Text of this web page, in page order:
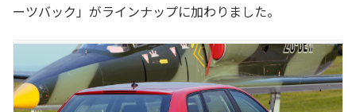
ーツバック」がラインナップに加わりました。